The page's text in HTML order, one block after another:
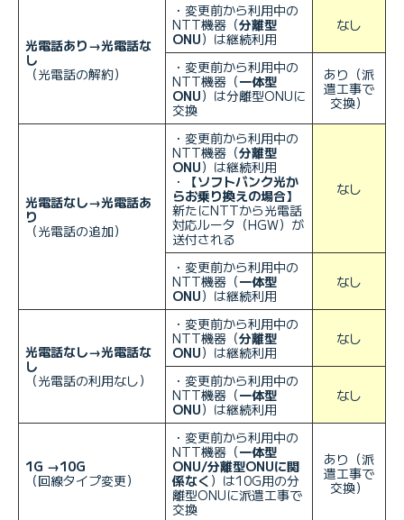
光電話あり→光電話な
し
（光電話の解約）
・変更前から利用中の
NTT機器（分離型
ONU）は継続利用
なし
・変更前から利用中の
NTT機器（一体型
ONU）は分離型ONUに
交換
あり（派
遣工事で
交換）
光電話なし→光電話あ
り
（光電話の追加）
・変更前から利用中の
NTT機器（分離型
ONU）は継続利用
・
【ソフトバンク光か
らお乗り換えの場合】
新たにNTTから光電話
対応ルータ（HGW）が
送付される
なし
・変更前から利用中の
NTT機器（一体型
ONU）は継続利用
なし
光電話なし→光電話な
し
（光電話の利用なし）
・変更前から利用中の
NTT機器（分離型
ONU）は継続利用
なし
・変更前から利用中の
NTT機器（一体型
ONU）は継続利用
なし
1G →10G
（回線タイプ変更）
・変更前から利用中の
NTT機器（一体型
ONU/分離型ONUに関
係なく ）は10G用の分
離型ONUに派遣工事で
交換
あり（派
遣工事で
交換）